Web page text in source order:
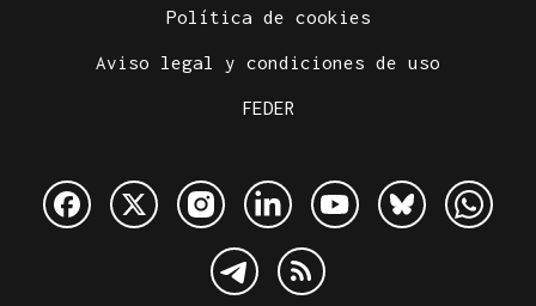
Política de cookies
Aviso legal y condiciones de uso
FEDER